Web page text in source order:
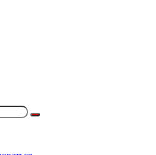
Поиск